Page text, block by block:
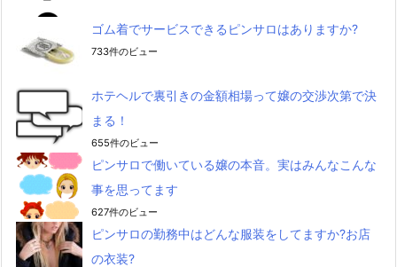
ゴム着でサービスできるピンサロはありますか?
733件のビュー
ホテヘルで裏引きの金額相場って嬢の交渉次第で決
まる！
655件のビュー
ピンサロで働いている嬢の本音。実はみんなこんな
事を思ってます
627件のビュー
ピンサロの勤務中はどんな服装をしてますか?お店
の衣装?